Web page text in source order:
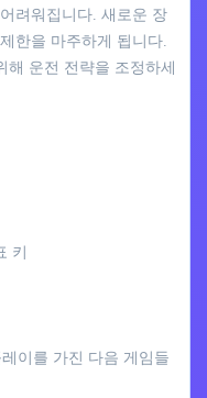
려워집니다. 새로운 장
한을 마주하게 됩니다.
운전 전략을 조정하세
키
이를 가진 다음 게임들